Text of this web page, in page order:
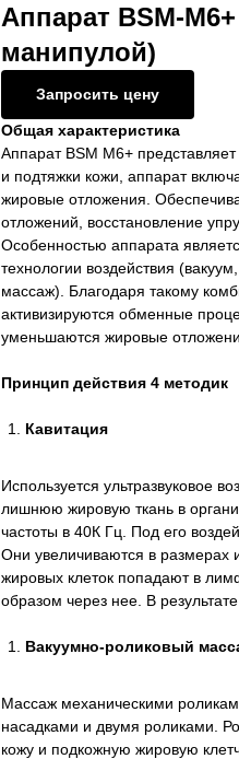
Аппарат BSM-
манипулой)
Запросить цену
Общая характеристика
Аппарат BSM M6+
и подтяжки кожи, аппарат
жировые отложения.
отложений, восстановление
Особенностью аппарата
технологии воздействия
массаж). Благодаря такому
активизируются обменные
уменьшаются жировые
Принцип действия 4 методик
Кавитация
Используется ультразвуковое
лишнюю жировую ткань в
частоты в 40К Гц. Под его
Они увеличиваются в размерах
жировых клеток попадают в
образом через нее. В
Вакуумно-роликовый
Массаж механическими
насадками и двумя роликами.
кожу и подкожную жировую